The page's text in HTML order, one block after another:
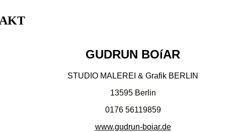
GUDRUN BOíAR
STUDIO MALEREI & Grafik BERLIN
13595 Berlin
0176 56119859
www.gudrun-boiar.de